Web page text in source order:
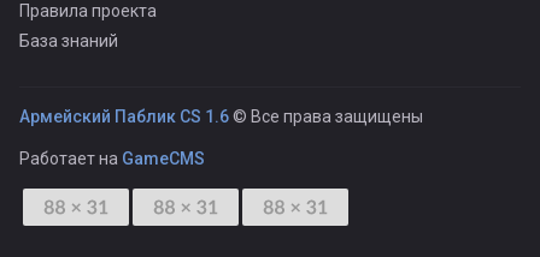
Правила проекта
База знаний
Армейский Паблик CS 1.6© Все права защищены
Работает на GameCMS